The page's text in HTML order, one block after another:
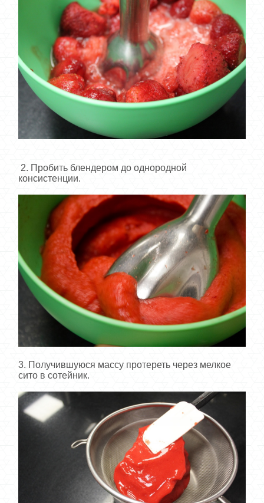
2. Пробить блендером до однородной
консистенции.
3. Получившуюся массу протереть через мелкое
сито в сотейник.